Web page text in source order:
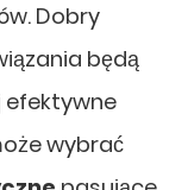
Dobry
będą
efektywne
wybrać